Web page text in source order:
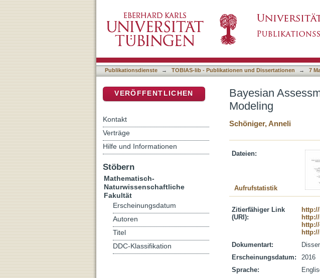
Publikationsdienste → TOBIAS-lib - Publikationen und Dissertationen → 7
Bayesian
Modeling
Schöniger, Anneli
Dateien:
Aufrufstatistik
Zitierfähiger Link
(URI):
Dokumentart:
Erscheinungsdatum:
2016
Sprache:
VERÖFFENTLICHEN
Kontakt
Verträge
Hilfe und Informationen
Stöbern
Mathematisch-
Naturwissenschaftliche
Fakultät
Erscheinungsdatum
Autoren
Titel
DDC-Klassifikation